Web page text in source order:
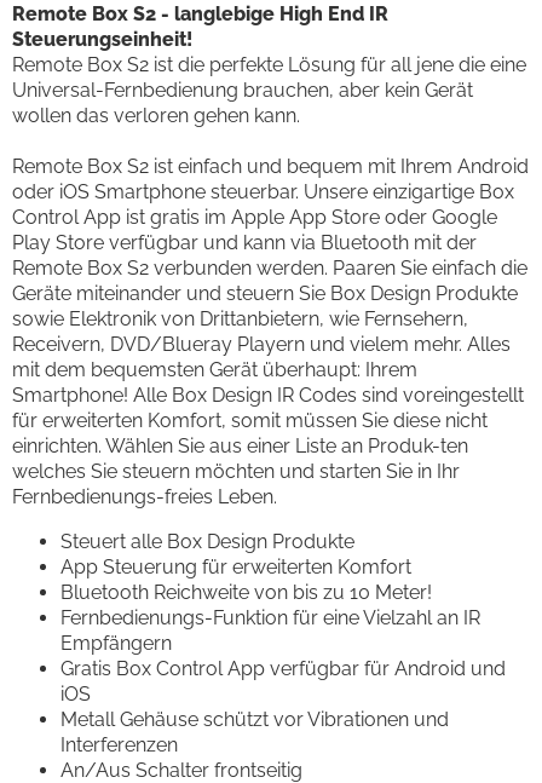
Remote Box S2 - langlebige High End IR
Steuerungseinheit!
Remote Box S2 ist die perfekte Lösung für all jene die eine
Universal-Fernbedienung brauchen, aber kein Gerät
wollen das verloren gehen kann.
Remote Box S2 ist einfach und bequem mit Ihrem Android
oder iOS Smartphone steuerbar. Unsere einzigartige Box
Control App ist gratis im Apple App Store oder Google
Play Store verfügbar und kann via Bluetooth mit der
Remote Box S2 verbunden werden. Paaren Sie einfach die
Geräte miteinander und steuern Sie Box Design Produkte
sowie Elektronik von Drittanbietern, wie Fernsehern,
Receivern, DVD/Blueray Playern und vielem mehr. Alles
mit dem bequemsten Gerät überhaupt: Ihrem
Smartphone! Alle Box Design IR Codes sind voreingestellt
für erweiterten Komfort, somit müssen Sie diese nicht
einrichten. Wählen Sie aus einer Liste an Produk-ten
welches Sie steuern möchten und starten Sie in Ihr
Fernbedienungs-freies Leben.
Steuert alle Box Design Produkte
App Steuerung für erweiterten Komfort
Bluetooth Reichweite von bis zu 10 Meter!
Fernbedienungs-Funktion für eine Vielzahl an IR
Empfängern
Gratis Box Control App verfügbar für Android und
iOS
Metall Gehäuse schützt vor Vibrationen und
Interferenzen
An/Aus Schalter frontseitig